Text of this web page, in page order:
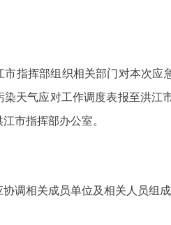
指挥部组织相关部门对本次
天气应对工作调度表报至洪
市指挥部办公室。
调相关成员单位及相关人员组